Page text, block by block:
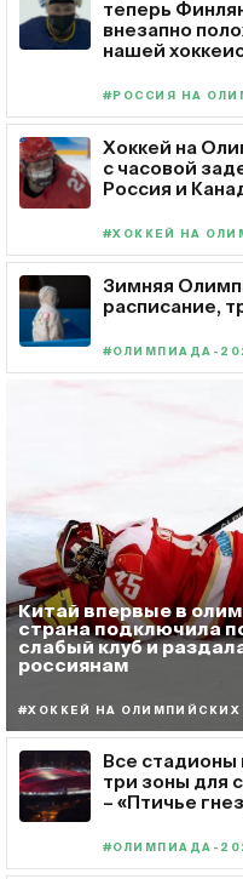
теперь
внезапно
нашей
#РОССИЯ НА
Хоккей на
с часовой
Россия и
#ХОККЕЙ НА
Зимняя
расписание,
#ОЛИМПИАДА-
Китай впервые в
страна подключила
слабый клуб и
россиянам
#ХОККЕЙ НА ОЛИМПИЙСКИХ
Все
три зоны для
– «Птичье
#ОЛИМПИАДА-